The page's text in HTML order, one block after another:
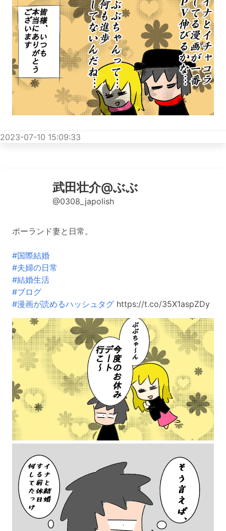
2023-07-10 15:09:33
武田壮介@ぶぶ
@0308_japolish
ポーランド妻と日常。
#国際結婚
#夫婦の日常
#結婚生活
#ブログ
#漫画が読めるハッシュタグ https://t.co/35X1aspZDy